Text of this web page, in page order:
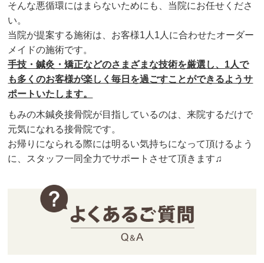
そんな悪循環にはまらないためにも、当院にお任せくださ
い。
当院が提案する施術は、お客様1人1人に合わせたオーダー
メイドの施術です。
手技・鍼灸・矯正などのさまざまな技術を厳選し、1人で
も多くのお客様が楽しく毎日を過ごすことができるようサ
ポートいたします。
もみの木鍼灸接骨院が目指しているのは、来院するだけで
元気になれる接骨院です。
お帰りになられる際には明るい気持ちになって頂けるよう
に、スタッフ一同全力でサポートさせて頂きます♫